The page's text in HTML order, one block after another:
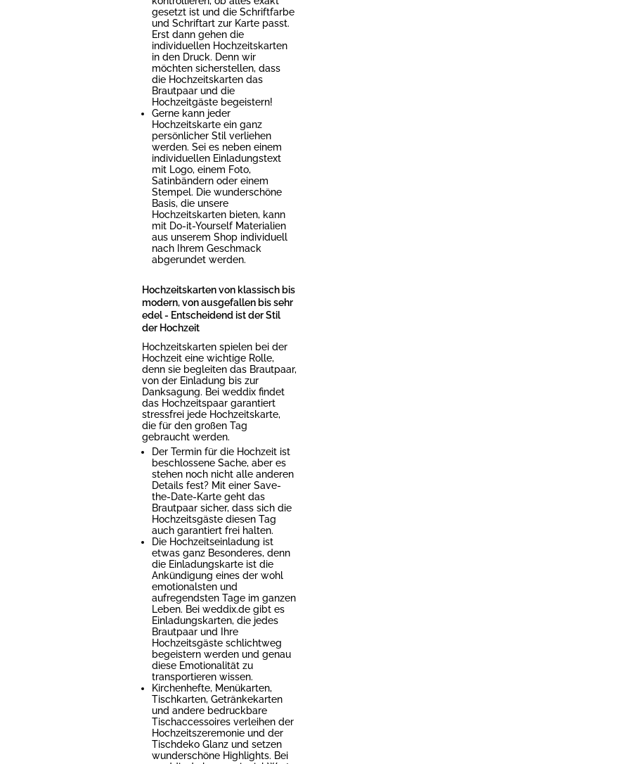
gesetzt ist und die Schriftfarbe
und Schriftart zur Karte passt.
Erst dann gehen die
individuellen Hochzeitskarten
in den Druck. Denn wir
möchten sicherstellen, dass
die Hochzeitskarten das
Brautpaar und die
Hochzeitgäste begeistern!
Gerne kann jeder
Hochzeitskarte ein ganz
persönlicher Stil verliehen
werden. Sei es neben einem
individuellen Einladungstext
mit Logo, einem Foto,
Satinbändern oder einem
Stempel. Die wunderschöne
Basis, die unsere
Hochzeitskarten bieten, kann
mit Do-it-Yourself Materialien
aus unserem Shop individuell
nach Ihrem Geschmack
abgerundet werden.
Hochzeitskarten von klassisch bis
modern, von ausgefallen bis sehr
edel - Entscheidend ist der Stil
der Hochzeit
Hochzeitskarten spielen bei der
Hochzeit eine wichtige Rolle,
denn sie begleiten das Brautpaar,
von der Einladung bis zur
Danksagung. Bei weddix findet
das Hochzeitspaar garantiert
stressfrei jede Hochzeitskarte,
die für den großen Tag
gebraucht werden.
Der Termin für die Hochzeit ist
beschlossene Sache, aber es
stehen noch nicht alle anderen
Details fest? Mit einer Save-
the-Date-Karte geht das
Brautpaar sicher, dass sich die
Hochzeitsgäste diesen Tag
auch garantiert frei halten.
Die Hochzeitseinladung ist
etwas ganz Besonderes, denn
die Einladungskarte ist die
Ankündigung eines der wohl
emotionalsten und
aufregendsten Tage im ganzen
Leben. Bei weddix.de gibt es
Einladungskarten, die jedes
Brautpaar und Ihre
Hochzeitsgäste schlichtweg
begeistern werden und genau
diese Emotionalität zu
transportieren wissen.
Kirchenhefte, Menükarten,
Tischkarten, Getränkekarten
und andere bedruckbare
Tischaccessoires verleihen der
Hochzeitszeremonie und der
Tischdeko Glanz und setzen
wunderschöne Highlights. Bei